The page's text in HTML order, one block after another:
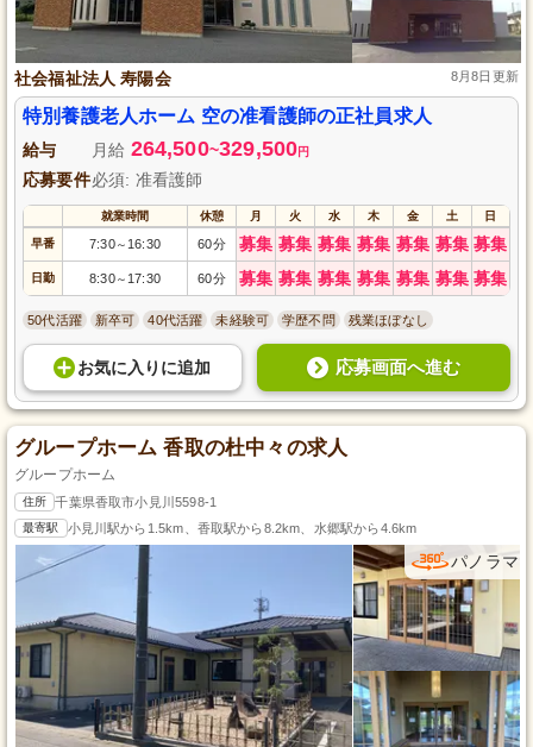
社会福祉法人 寿陽会 8月8日更新
特別養護老人ホーム 空の准看護師の正社員求人
給与 月給 264,500~329,500円
応募要件必須: 准看護師
就業時間 休憩 月 火 水 木 金 土 日
早番 7:30～ 16:30 60分 募集 募集 募集 募集 募集 募集 募集
日勤 8:30～ 17:30 60分 募集 募集 募集 募集 募集 募集 募集
50代活躍 新卒可 40代活躍 未経験可 学歴不問 残業ほぼなし
お気に入り に追加 応募画面へ進む
グループホーム 香取の杜中々の求人
グループホーム
住所 千葉県香取市小見川5598-1
最寄駅 小見川駅から1.5km、香取駅から8.2km、水郷駅から4.6km
パノラマ